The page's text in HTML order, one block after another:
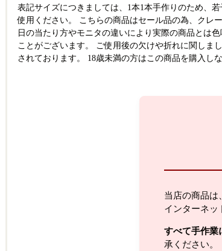
表記サイズにつきましては、1本1本手作りのため、
使用ください。 こちらの商品はセール品の為、クレ
日の当たり方やモニタの違いにより実際の商品とは
ことがございます。 ご使用後の欠けや折れに関しま
されております。 18歳未満の方はこの商品を購入し
当店の商品は
インターネッ
すべて手作業
承ください。